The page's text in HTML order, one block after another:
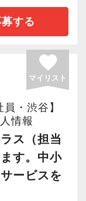
るく楽しく一
特徴です。
ていて、や
プできるこ
いのある
の間に、こ
必要な専門
り組む企業
証制度」を
労務診断実
が働きやす
きます。
お待ちして
く働いてみ
す】
ワークを構
経営課題に
築いていま
理・経営指
使したサー
り、セミナ
増加してき
する
favorite
マイリスト
・渋谷】
情報
ス（担当
す。中小
ービスを